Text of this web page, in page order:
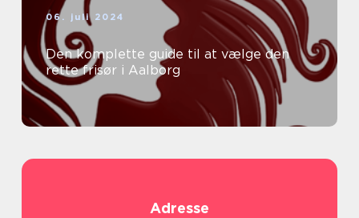
06. juli 2024
Den komplette guide til at vælge den
rette frisør i Aalborg
Adresse